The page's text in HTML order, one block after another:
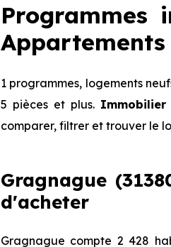
Programmes
Appartements
1 programmes, logements
5 pièces et plus. Immobilier
comparer, filtrer et trouver le
Gragnague
d'acheter
Gragnague compte 2 428